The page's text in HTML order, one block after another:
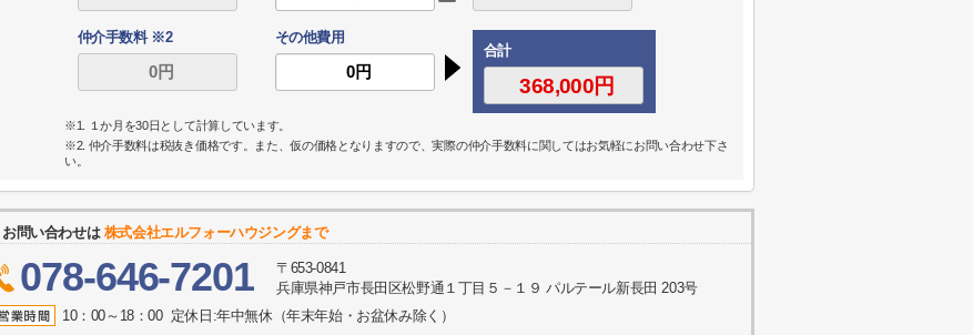
仲介手数料 ※2
その他費用
合計
※1. １か月を30日として計算しています。
※2. 仲介手数料は税抜き価格です。また、仮の価格となりますので、実際の仲介手数料に関してはお気軽にお問い合わせ下さ
い。
お問い合わせは 株式会社エルフォーハウジングまで
078-646-7201
〒653-0841
兵庫県神戸市長田区松野通１丁目５－１９ パルテール新長田 203号
10：00～18：00 定休日:年中無休（年末年始・お盆休み除く）